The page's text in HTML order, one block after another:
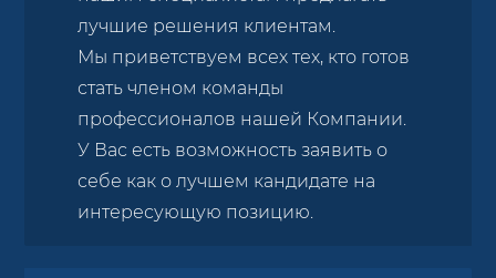
лучшие решения клиентам.
Мы приветствуем всех тех, кто готов
стать членом команды
профессионалов нашей Компании.
У Вас есть возможность заявить о
себе как о лучшем кандидате на
интересующую позицию.